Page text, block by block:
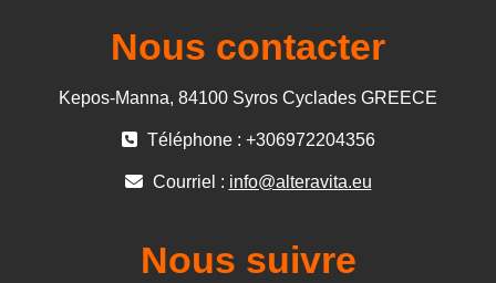
Nous contacter
Kepos-Manna, 84100 Syros Cyclades GREECE
Téléphone : +306972204356
Courriel : info@alteravita.eu
Nous suivre